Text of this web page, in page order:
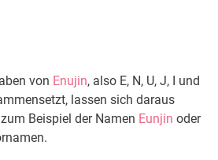
von Enujin, also E, N, U, J, I und
lassen sich daraus
Beispiel der Namen Eunjin oder